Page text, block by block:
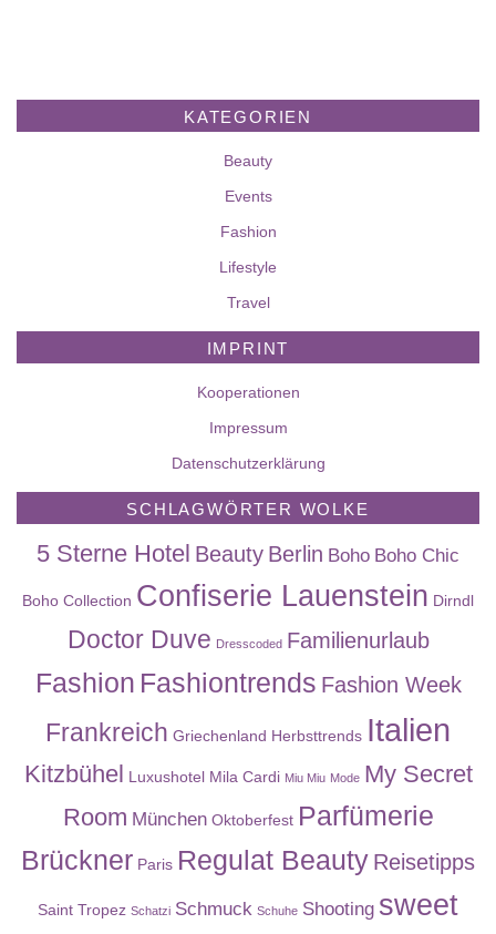
KATEGORIEN
Beauty
Events
Fashion
Lifestyle
Travel
IMPRINT
Kooperationen
Impressum
Datenschutzerklärung
SCHLAGWÖRTER WOLKE
5 Sterne Hotel Beauty Berlin Boho Boho Chic
Boho Collection Confiserie Lauenstein Dirndl
Doctor Duve Dresscoded Familienurlaub
Fashion Fashiontrends Fashion Week
Frankreich Griechenland Herbsttrends Italien
Kitzbühel Luxushotel Mila Cardi Miu Miu Mode My Secret
Room München Oktoberfest Parfümerie
Brückner Paris Regulat Beauty Reisetipps
Saint Tropez Schatzi Schmuck Schuhe Shooting sweet